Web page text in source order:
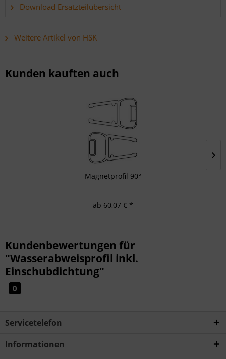
Download Ersatzteilübersicht
Weitere Artikel von HSK
Kunden kauften auch
Magnetprofil 90°
ab 60,07 € *
Kundenbewertungen für
"Wasserabweisprofil inkl.
Einschubdichtung"
0
Servicetelefon
Informationen